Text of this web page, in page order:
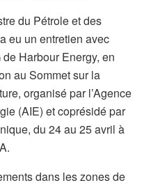
du Pétrole et des
eu un entretien avec
Harbour Energy, en
au Sommet sur la
organisé par l’Agence
(AIE) et coprésidé par
du 24 au 25 avril à
dans les zones de